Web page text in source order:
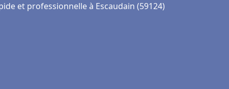
et professionnelle à Escaudain (59124)